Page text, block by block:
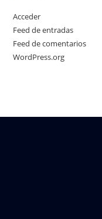
Acceder
Feed de entradas
Feed de comentarios
WordPress.org